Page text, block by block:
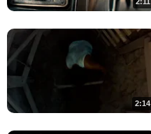
2:14